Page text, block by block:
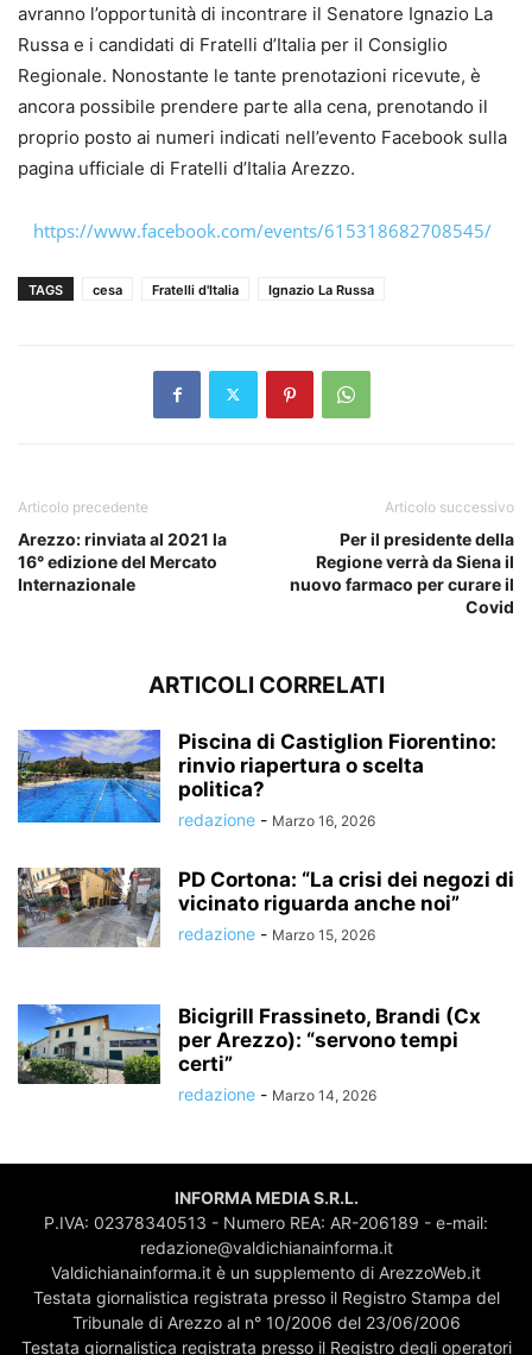
avranno l’opportunità di incontrare il Senatore Ignazio La
Russa e i candidati di Fratelli d’Italia per il Consiglio
Regionale. Nonostante le tante prenotazioni ricevute, è
ancora possibile prendere parte alla cena, prenotando il
proprio posto ai numeri indicati nell’evento Facebook sulla
pagina ufficiale di Fratelli d’Italia Arezzo.
https://www.facebook.com/events/615318682708545/
TAGS cesa Fratelli d'Italia Ignazio La Russa
Articolo precedente
Arezzo: rinviata al 2021 la
16° edizione del Mercato
Internazionale
Articolo successivo
Per il presidente della
Regione verrà da Siena il
nuovo farmaco per curare il
Covid
ARTICOLI CORRELATI
Piscina di Castiglion Fiorentino:
rinvio riapertura o scelta
politica?
redazione - Marzo 16, 2026
PD Cortona: “La crisi dei negozi di
vicinato riguarda anche noi”
redazione - Marzo 15, 2026
Bicigrill Frassineto, Brandi (Cx
per Arezzo): “servono tempi
certi”
redazione - Marzo 14, 2026
INFORMA MEDIA S.R.L.
P.IVA: 02378340513 - Numero REA: AR-206189 - e-mail:
redazione@valdichianainforma.it
Valdichianainforma.it è un supplemento di ArezzoWeb.it
Testata giornalistica registrata presso il Registro Stampa del
Tribunale di Arezzo al n° 10/2006 del 23/06/2006
Testata giornalistica registrata presso il Registro degli operatori